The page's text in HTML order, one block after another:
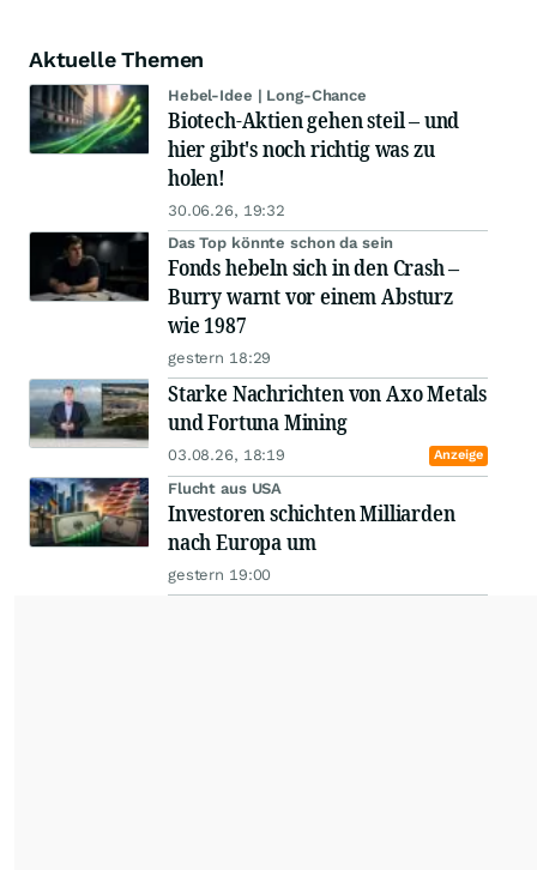
Aktuelle Themen
Hebel-Idee | Long-Chance
Biotech-Aktien gehen steil – und
hier gibt's noch richtig was zu
holen!
30.06.26, 19:32
Das Top könnte schon da sein
Fonds hebeln sich in den Crash –
Burry warnt vor einem Absturz
wie 1987
gestern 18:29
Starke Nachrichten von Axo Metals
und Fortuna Mining
03.08.26, 18:19 Anzeige
Flucht aus USA
Investoren schichten Milliarden
nach Europa um
gestern 19:00